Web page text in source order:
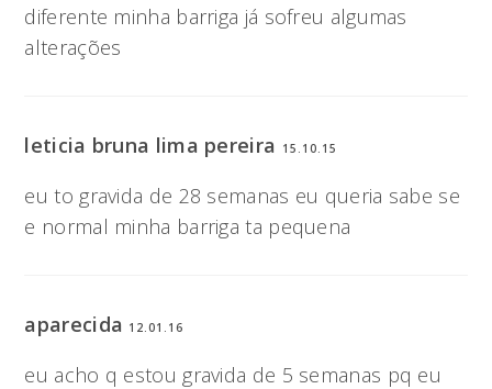
diferente minha barriga já sofreu algumas
alterações
leticia bruna lima pereira 15.10.15
eu to gravida de 28 semanas eu queria sabe se
e normal minha barriga ta pequena
aparecida 12.01.16
eu acho q estou gravida de 5 semanas pq eu